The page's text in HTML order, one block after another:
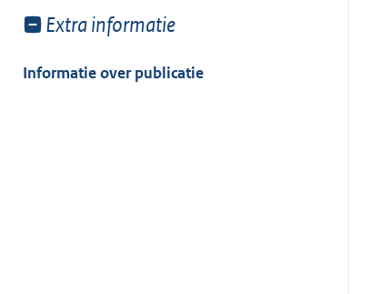
Toon
van:
Extra informatie
Informatie over publicatie